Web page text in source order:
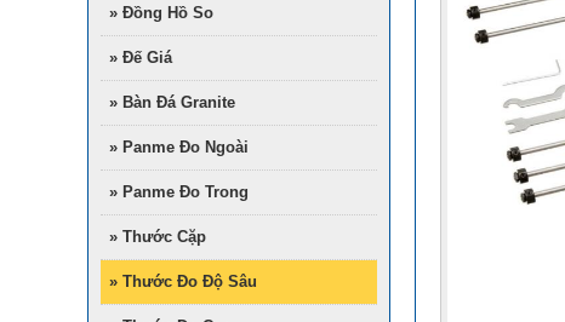
» Đồng Hồ So
» Đế Giá
» Bàn Đá Granite
» Panme Đo Ngoài
» Panme Đo Trong
» Thước Cặp
» Thước Đo Độ Sâu